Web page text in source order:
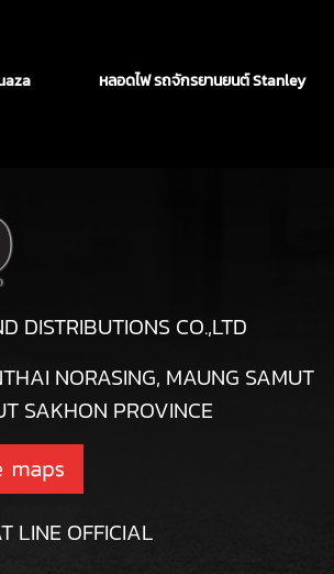
หลอดไฟ รถจักรยานยนต์ Stanley
DISTRIBUTIONS CO.,LTD
NORASING, MAUNG SAMUT
SAKHON PROVINCE
LINE OFFICIAL